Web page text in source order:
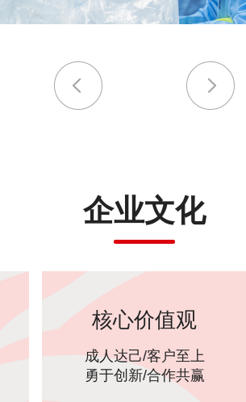
企业文化
核心价值观
成人达己/客户至上
勇于创新/合作共赢